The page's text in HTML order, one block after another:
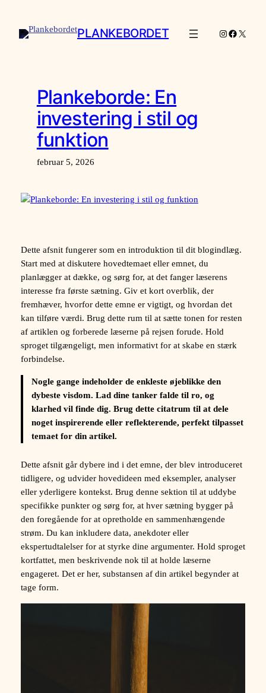
indhold
PLANKEBORDET Instagram
Facebook
X
Plankeborde: En
investering i stil og
funktion
februar 5, 2026
Dette afsnit fungerer som en introduktion til dit blogindlæg.
Start med at diskutere hovedtemaet eller emnet, du
planlægger at dække, og sørg for, at det fanger læserens
interesse fra første sætning. Giv et kort overblik, der
fremhæver, hvorfor dette emne er vigtigt, og hvordan det
kan tilføre værdi. Brug dette rum til at sætte tonen for resten
af artiklen og forberede læserne på rejsen forude. Hold
sproget tilgængeligt, men informativt for at skabe en stærk
forbindelse.
Nogle gange indeholder de enkleste øjeblikke den
dybeste visdom. Lad dine tanker falde til ro, og
klarhed vil finde dig. Brug dette citatrum til at dele
noget inspirerende eller reflekterende, perfekt tilpasset
temaet for din artikel.
Dette afsnit går dybere ind i det emne, der blev introduceret
tidligere, og udvider hovedideen med eksempler, analyser
eller yderligere kontekst. Brug denne sektion til at uddybe
specifikke punkter og sørg for, at hver sætning bygger på
den foregående for at opretholde en sammenhængende
strøm. Du kan inkludere data, anekdoter eller
ekspertudtalelser for at styrke dine argumenter. Hold sproget
kortfattet, men beskrivende nok til at holde læserne
engageret. Det er her, substansen af din artikel begynder at
tage form.